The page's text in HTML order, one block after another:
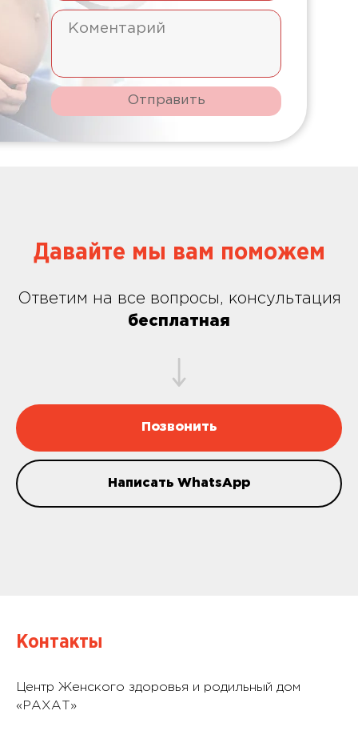
Отправить
Давайте мы вам поможем
Ответим на все вопросы, консультация
бесплатная
Позвонить
Написать WhatsApp
Контакты
Центр Женского здоровья и родильный дом
«РАХАТ»